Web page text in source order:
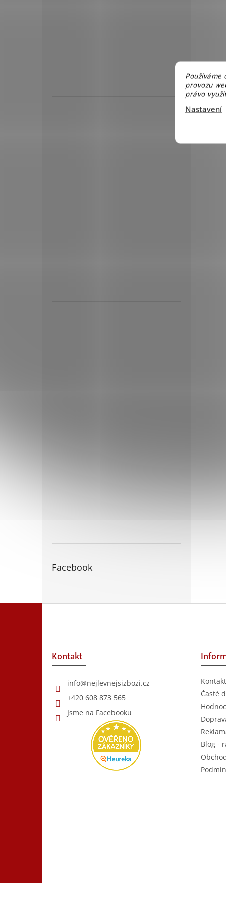
Používáme
provozu
právo
Nastavení
Facebook
Kontakt
info@nejlevnejsizbozi.cz
+420 608 873 565
Jsme na Facebooku
Časté
Blog -